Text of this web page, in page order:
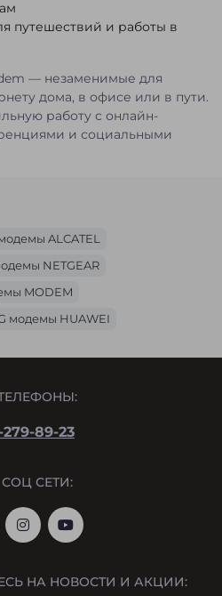
путешествий и работы в
— незаменимые для
дома, в офисе или в пути.
работу с онлайн-
и социальными
ALCATEL
NETGEAR
MODEM
модемы HUAWEI
89-23
СОЦ СЕТИ:
НА НОВОСТИ И АКЦИИ: